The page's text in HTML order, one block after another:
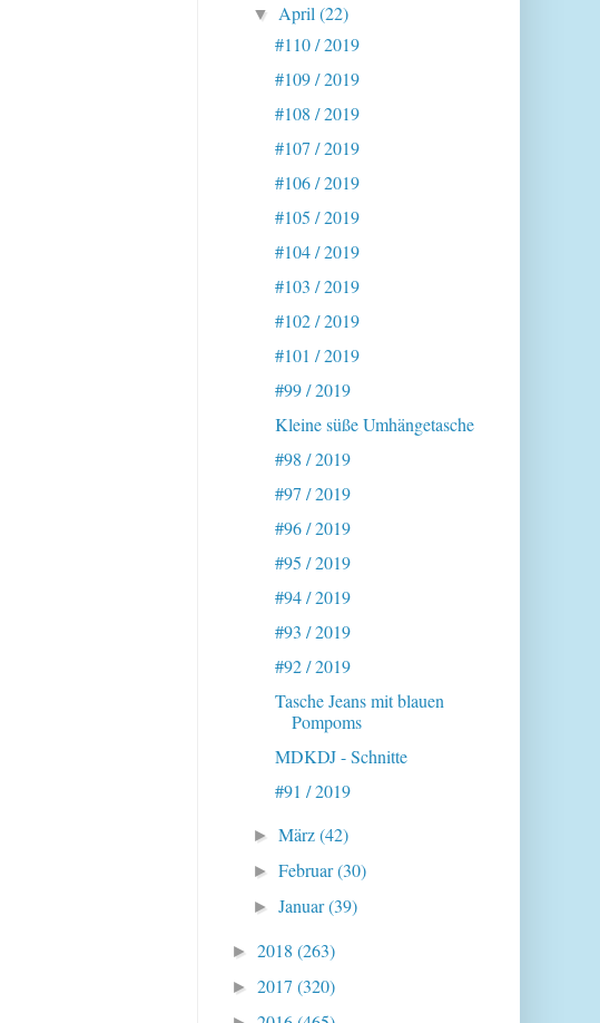
▼ April(22)
#110 / 2019
#109 / 2019
#108 / 2019
#107 / 2019
#106 / 2019
#105 / 2019
#104 / 2019
#103 / 2019
#102 / 2019
#101 / 2019
#99 / 2019
Kleine süße Umhängetasche
#98 / 2019
#97 / 2019
#96 / 2019
#95 / 2019
#94 / 2019
#93 / 2019
#92 / 2019
Tasche Jeans mit blauen
Pompoms
MDKDJ - Schnitte
#91 / 2019
►März(42)
►Februar(30)
►Januar(39)
► 2018 (263)
► 2017 (320)